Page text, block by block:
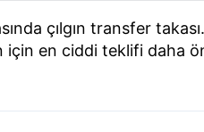
çılgın transfer
için en ciddi teklifi daha